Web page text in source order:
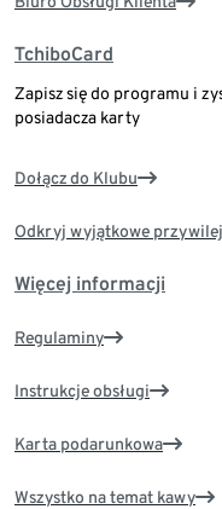
TchiboCard
Zapisz się do programu i
posiadacza karty
Dołącz do Klubu
Odkryj wyjątkowe
Więcej informacji
Regulaminy
Instrukcje obsługi
Karta podarunkowa
Wszystko na temat kawy